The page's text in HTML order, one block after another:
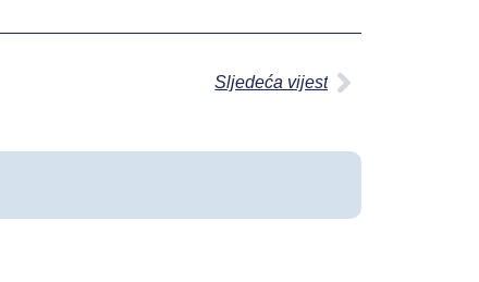
Sljedeća vijest